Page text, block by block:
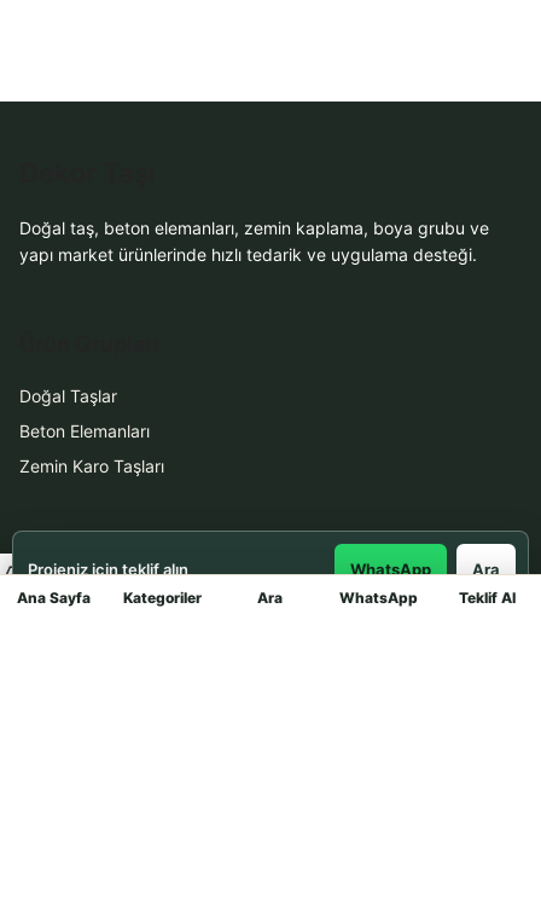
Ana Sayfa Kategoriler Ara WhatsApp Teklif Al
Doğal taş, beton elemanları, zemin kaplama, boya grubu ve
yapı market ürünlerinde hızlı tedarik ve uygulama desteği.
Doğal Taşlar
Beton Elemanları
Zemin Karo Taşları
Hizmetler
Uygulama
Projeniz için teklif alın WhatsApp Ara